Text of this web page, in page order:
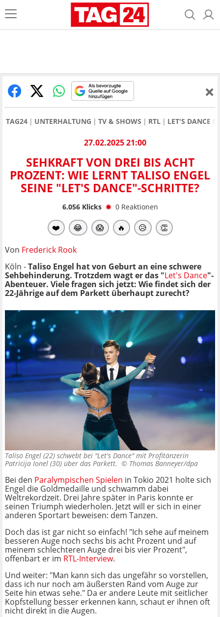
TAG24 UNTERHALTUNG TV & SHOWS RTL LET'S DANCE
27.02.2025 21:00
SEHKRAFT VON DREI BIS ACHT
PROZENT: WIE LERNT TALISO ENGEL
SEINE "LET'S DANCE"-SCHRITTE?
6.056Klicks 0 Reaktionen
❤️ 😂 😱 🔥 😥 👏
Von Frederick Rook
Köln -Taliso Engel hat von Geburt an eine schwere
Sehbehinderung. Trotzdem wagt er das "Let's Dance"-
Abenteuer. Viele fragen sich jetzt: Wie findet sich der
22-Jährige auf dem Parkett überhaupt zurecht?
Taliso Engel (22) schwebt bei "Let's Dance" mit Profitänzerin
Patricija Ionel (30) über das Parkett. © Thomas Banneyer/dpa
Bei den Paralympischen Spielen in Tokio 2021 holte sich
Engel die Goldmedaille und schwamm dabei
Weltrekordzeit. Drei Jahre später in Paris konnte er
seinen Triumph wiederholen. Jetzt will er sich in einer
anderen Sportart beweisen: dem Tanzen.
Doch das ist gar nicht so einfach! "Ich sehe auf meinem
besseren Auge noch sechs bis acht Prozent und auf
meinem schlechteren Auge drei bis vier Prozent",
offenbart er im RTL-Interview.
Und weiter: "Man kann sich das ungefähr so vorstellen,
dass ich nur noch am äußersten Rand vom Auge zur
Seite hin etwas sehe." Da er andere Leute mit seitlicher
Kopfstellung besser erkennen kann, schaut er ihnen oft
nicht direkt in die Augen.